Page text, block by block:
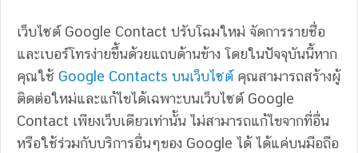
เว็บไซต์ Google Contact ปรับโฉมใหม่ จัดการรายชื่อ
และเบอร์โทรง่ายขึ้นด้วยแถบด้านข้าง โดยในปััจจุบันนี้หาก
คุณใช้ Google Contacts บนเว็บไซต์คุณสามารถสร้างผู้
ติดต่อใหม่และแก้ไขได้เฉพาะบนเว็บไซต์ Google
Contact เพียงเว็บเดียวเท่านั้น ไม่สามารถแก้ไขจากที่อื่น
หรือใช้ร่วมกับบริการอื่นๆของ Google ได้ ได้แค่บนมือถือ